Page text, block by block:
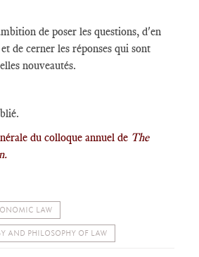
de poser les questions, d'en
de cerner les réponses qui sont
nouveautés.
du colloque annuel de The
LAW
AND PHILOSOPHY OF LAW